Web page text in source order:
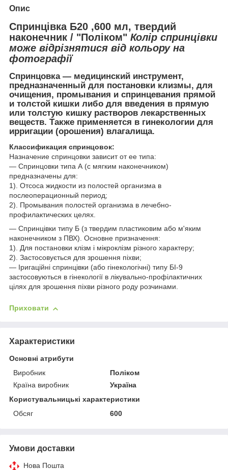
Опис
Спринцівка Б20 ,600 мл, твердий
наконечник / "Поліком" Колір спринцівки
може відрізнятися від кольору на
фотографії
Спринцовка — медицинский инструмент,
предназначенный для постановки клизмы, для
очищения, промывания и спринцевания прямой
и толстой кишки либо для введения в прямую
или толстую кишку растворов лекарственных
веществ. Также применяется в гинекологии для
ирригации (орошения) влагалища.
Классификация спринцовок:
Назначение спринцовки зависит от ее типа:
— Спринцовки типа А (с мягким наконечником)
предназначены для:
1). Отсоса жидкости из полостей организма в
послеоперационный период;
2). Промывания полостей организма в лечебно-
профилактических целях.
— Спринцівки типу Б (з твердим пластиковим або м'яким
наконечником з ПВХ). Основне призначення:
1). Для постановки клізм і мікроклізм різного характеру;
2). Застосовується для зрошення піхви;
— Іригаційні спринцівки (або гінекологічні) типу БІ-9
застосовуються в гінекології в лікувально-профілактичних
цілях для зрошення піхви різного роду розчинами.
Приховати
Характеристики
Основні атрибути
Виробник
Поліком
Країна виробник
Україна
Користувальницькі характеристики
Обсяг
600
Умови доставки
Нова Пошта